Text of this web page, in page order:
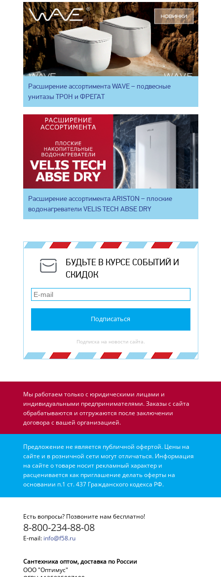
Расширение ассортимента WAVE – подвесные
унитазы ТРОН и ФРЕГАТ
Расширение ассортимента ARISTON – плоские
водонагреватели VELIS TECH ABSE DRY
БУДЬТЕ В КУРСЕ СОБЫТИЙ И
СКИДОК
Подписаться
Подписка на новости сайта.
Мы работаем только с юридическими лицами и
индивидуальными предпринимателями. Заказы с сайта
обрабатываются и отгружаются после заключении
договора с вашей организацией.
Предложение не является публичной офертой. Цены на
сайте и в розничной сети могут отличаться. Информация
на сайте о товаре носит рекламный характер и
расценивается как приглашение делать оферты на
основании п.1 ст. 437 Гражданского кодекса РФ.
Есть вопросы? Позвоните нам бесплатно!
8-800-234-88-08
E-mail: info@f58.ru
Сантехника оптом, доставка по России
ООО "Оптимус"